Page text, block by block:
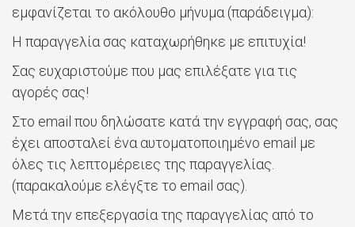
εμφανίζεται το ακόλουθο μήνυμα (παράδειγμα):
Η παραγγελία σας καταχωρήθηκε με επιτυχία!
Σας ευχαριστούμε που μας επιλέξατε για τις
αγορές σας!
Στο email που δηλώσατε κατά την εγγραφή σας, σας
έχει αποσταλεί ένα αυτοματοποιημένο email με
όλες τις λεπτομέρειες της παραγγελίας.
(παρακαλούμε ελέγξτε το email σας).
Μετά την επεξεργασία της παραγγελίας από το